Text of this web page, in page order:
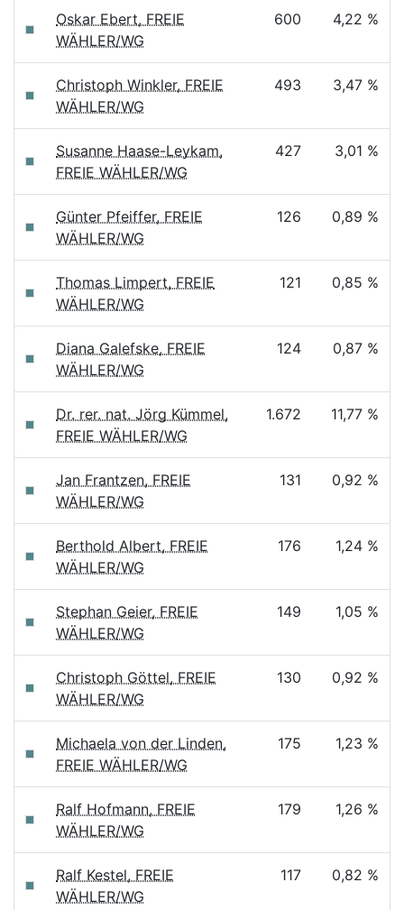
Oskar Ebert, FREIE
WÄHLER/WG
600 4,22 %
Christoph Winkler, FREIE
WÄHLER/WG
493 3,47 %
Susanne Haase-Leykam,
FREIE WÄHLER/WG
427 3,01 %
Günter Pfeiffer, FREIE
WÄHLER/WG
126 0,89 %
Thomas Limpert, FREIE
WÄHLER/WG
121 0,85 %
Diana Galefske, FREIE
WÄHLER/WG
124 0,87 %
Dr. rer. nat. Jörg Kümmel,
FREIE WÄHLER/WG
1.672 11,77 %
Jan Frantzen, FREIE
WÄHLER/WG
131 0,92 %
Berthold Albert, FREIE
WÄHLER/WG
176 1,24 %
Stephan Geier, FREIE
WÄHLER/WG
149 1,05 %
Christoph Göttel, FREIE
WÄHLER/WG
130 0,92 %
Michaela von der Linden,
FREIE WÄHLER/WG
175 1,23 %
Ralf Hofmann, FREIE
WÄHLER/WG
179 1,26 %
Ralf Kestel, FREIE
WÄHLER/WG
117 0,82 %